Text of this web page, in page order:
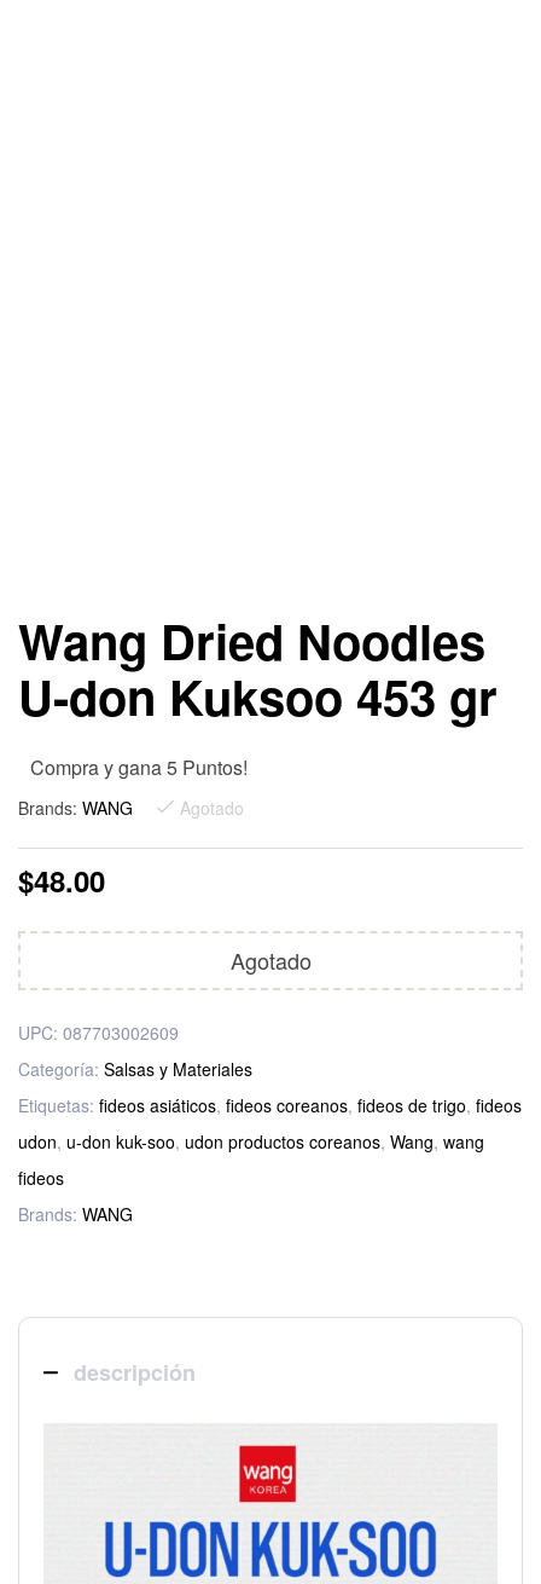
Wang Dried Noodles
U-don Kuksoo 453 gr
Compra y gana 5 Puntos!
Brands: WANG Agotado
$48.00
Agotado
UPC: 087703002609
Categoría: Salsas y Materiales
Etiquetas: fideos asiáticos, fideos coreanos, fideos de trigo, fideos
udon, u-don kuk-soo, udon productos coreanos, Wang, wang
fideos
Brands: WANG
descripción